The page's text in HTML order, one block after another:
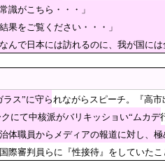
水にｗｗｗｗｗｗｗ
で韓国が審判を買収して
逮捕。小学生2人に見せて触らせる
クウェートも迎撃」と報道
のに」SNSで逆風…父親から続く「消
で報奨金約39億円！
レント、「正体バレバレ
識がこちら・・・」
果をご覧ください・・・」
んで日本には訪れるのに、我が国には
ラス”に守られながらスピーチ。『高
にて中核派がバリキッショい“ムカデ
体職員からメディアの報道に対し、
際審判員らに『性接待』をしていた